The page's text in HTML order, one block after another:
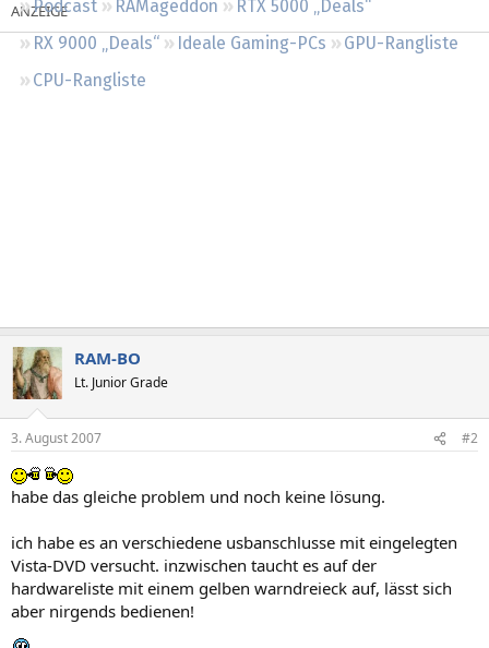
Podcast RAMageddon
RTX 5000 „Deals“
RX 9000 „Deals“
Ideale Gaming-PCs
GPU-Rangliste
CPU-Rangliste
RAM-BO
Lt. Junior Grade
3. August 2007 #2
habe das gleiche problem und noch keine lösung.
ich habe es an verschiedene usbanschlusse mit eingelegten
Vista-DVD versucht. inzwischen taucht es auf der
hardwareliste mit einem gelben warndreieck auf, lässt sich
aber nirgends bedienen!